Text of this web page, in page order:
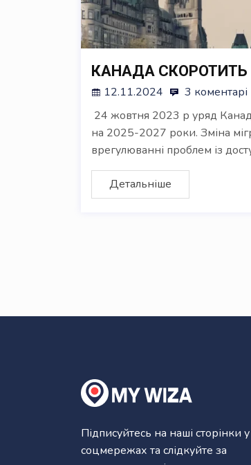
КАНАДА СКОРОТИТЬ
12.11.2024
3 коментарі
24 жовтня 2023 р уряд
на 2025-2027 роки. Зміна
врегулюванні проблем із
Детальніше
Підписуйтесь на наші сторінки у
соцмережах та слідкуйте за